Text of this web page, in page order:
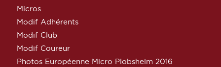
Micros
Modif Adhérents
Modif Club
Modif Coureur
Photos Européenne Micro Plobsheim 2016